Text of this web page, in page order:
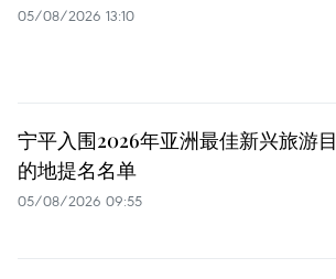
05/08/2026 13:10
宁平入围2026年亚洲最佳新兴旅游目
的地提名名单
05/08/2026 09:55